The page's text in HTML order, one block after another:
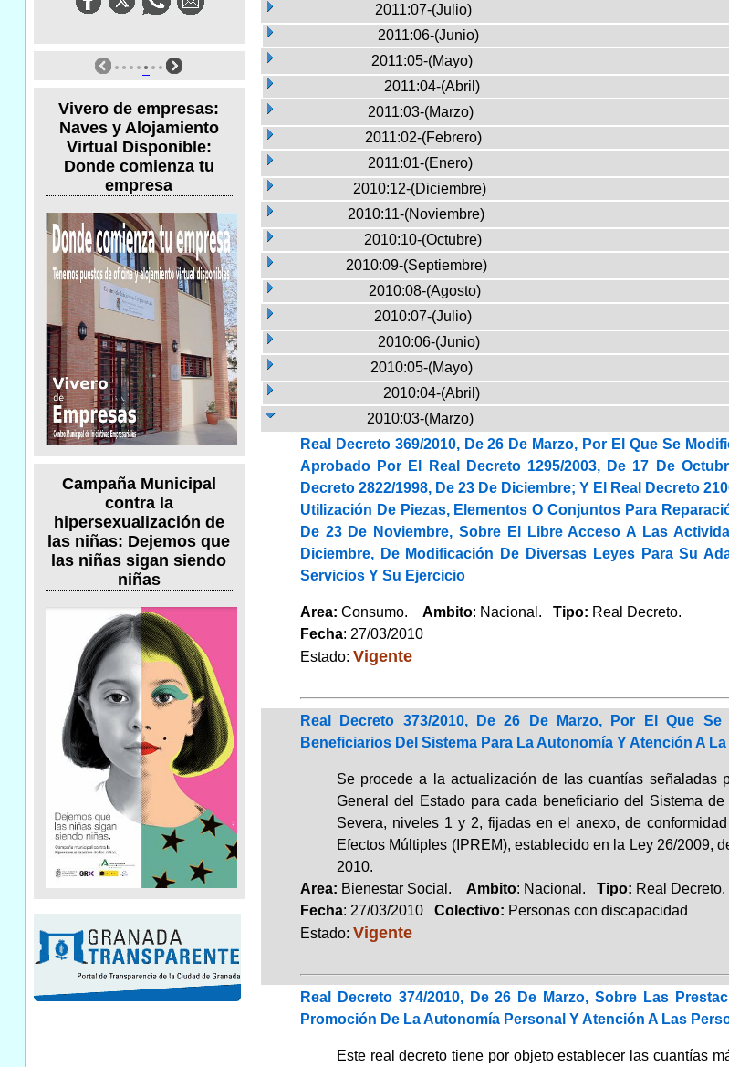
Vivero de empresas:
Naves y Alojamiento
Virtual Disponible:
Donde comienza tu
empresa
Campaña Municipal
contra la
hipersexualización de
las niñas: Dejemos que
las niñas sigan siendo
niñas
2011:07-(Julio)
2011:06-(Junio)
2011:05-(Mayo)
2011:04-(Abril)
2011:03-(Marzo)
2011:02-(Febrero)
2011:01-(Enero)
2010:12-(Diciembre)
2010:11-(Noviembre)
2010:10-(Octubre)
2010:09-(Septiembre)
2010:08-(Agosto)
2010:07-(Julio)
2010:06-(Junio)
2010:05-(Mayo)
2010:04-(Abril)
2010:03-(Marzo)
Real Decreto 369/2010, De 26 De Marzo, Por El Que Se
Aprobado Por El Real Decreto 1295/2003, De 17 De
Decreto 2822/1998, De 23 De Diciembre; Y El Real Decreto
Utilización De Piezas, Elementos O Conjuntos Para
De 23 De Noviembre, Sobre El Libre Acceso A Las
Diciembre, De Modificación De Diversas Leyes Para Su
Servicios Y Su Ejercicio
Area: Consumo. Ambito: Nacional. Tipo: Real Decreto.
Fecha: 27/03/2010
Estado: Vigente
Real Decreto 373/2010, De 26 De Marzo, Por El Que
Beneficiarios Del Sistema Para La Autonomía Y Atención A
Se procede a la actualización de las cuantías señaladas
General del Estado para cada beneficiario del Sistema
Severa, niveles 1 y 2, fijadas en el anexo, de
Efectos Múltiples (IPREM), establecido en la Ley 26/2009,
2010.
Area: Bienestar Social. Ambito: Nacional. Tipo: Real Decreto.
Fecha: 27/03/2010Colectivo: Personas con discapacidad
Estado: Vigente
Real Decreto 374/2010, De 26 De Marzo, Sobre Las
Promoción De La Autonomía Personal Y Atención A Las
Este real decreto tiene por objeto establecer las cuantías